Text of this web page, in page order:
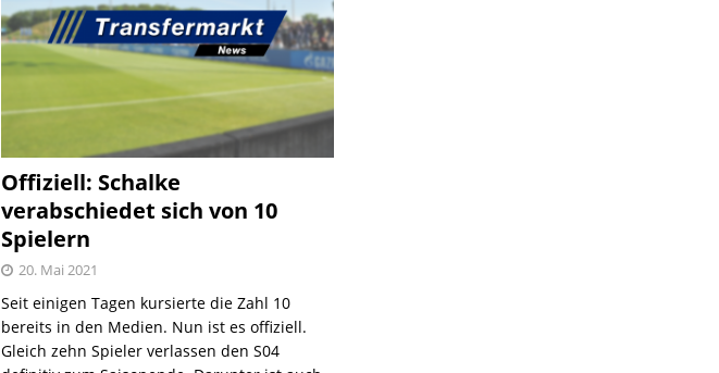
Offiziell: Schalke
verabschiedet sich von 10
Spielern
20. Mai 2021
Seit einigen Tagen kursierte die Zahl 10
bereits in den Medien. Nun ist es offiziell.
Gleich zehn Spieler verlassen den S04